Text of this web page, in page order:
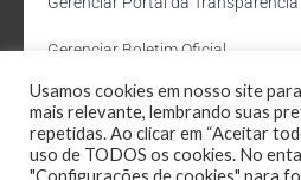
Gerenciar Boletim Oficial
Departamento de Água e Esgoto
Administração Site
Usamos cookies em nosso site
mais relevante, lembrando suas
repetidas. Ao clicar em “Aceitar
uso de TODOS os cookies. No
"Configurações de cookies" para